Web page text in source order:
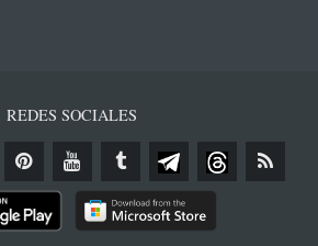
REDES SOCIALES